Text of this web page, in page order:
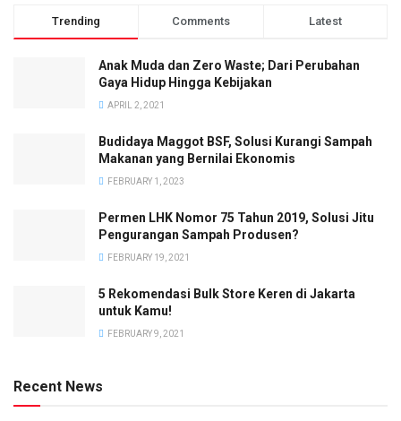
Trending Comments Latest
Anak Muda dan Zero Waste; Dari Perubahan
Gaya Hidup Hingga Kebijakan
APRIL 2, 2021
Budidaya Maggot BSF, Solusi Kurangi Sampah
Makanan yang Bernilai Ekonomis
FEBRUARY 1, 2023
Permen LHK Nomor 75 Tahun 2019, Solusi Jitu
Pengurangan Sampah Produsen?
FEBRUARY 19, 2021
5 Rekomendasi Bulk Store Keren di Jakarta
untuk Kamu!
FEBRUARY 9, 2021
Recent News